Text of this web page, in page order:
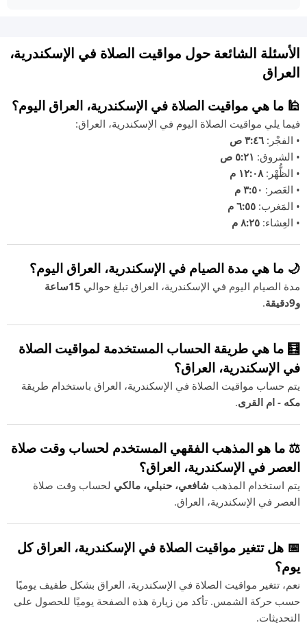
الأسئلة الشائعة حول مواقيت الصلاة في الإسكندرية،
العراق
🕌 ما هي مواقيت الصلاة في الإسكندرية، العراق اليوم؟
فيما يلي مواقيت الصلاة اليوم في الإسكندرية، العراق:
• الفجْر: ٣:٤٦ ص
• الشروق: ٥:٢١ ص
• الظُّهْر:١٢:٠٨ م
• العَصر: ٣:٥٠ م
• المَغرب: ٦:٥٥ م
• العِشاء: ٨:٢٥ م
🌙 ما هي مدة الصيام في الإسكندرية، العراق اليوم؟
مدة الصيام اليوم في الإسكندرية، العراق تبلغ حوالي
15ساعة
و9دقيقة
.
🧮 ما هي طريقة الحساب المستخدمة لمواقيت الصلاة
في الإسكندرية، العراق؟
يتم حساب مواقيت الصلاة في الإسكندرية، العراق باستخدام طريقة
مكه - ام القرى.
⚖️ ما هو المذهب الفقهي المستخدم لحساب وقت صلاة
العصر في الإسكندرية، العراق؟
يتم استخدام المذهب شافعي، حنبلي، مالكي لحساب وقت صلاة
العصر في الإسكندرية، العراق.
📅 هل تتغير مواقيت الصلاة في الإسكندرية، العراق كل
يوم؟
نعم، تتغير مواقيت الصلاة في الإسكندرية، العراق بشكل طفيف يوميًا
حسب حركة الشمس. تأكد من زيارة هذه الصفحة يوميًا للحصول على
التحديثات.